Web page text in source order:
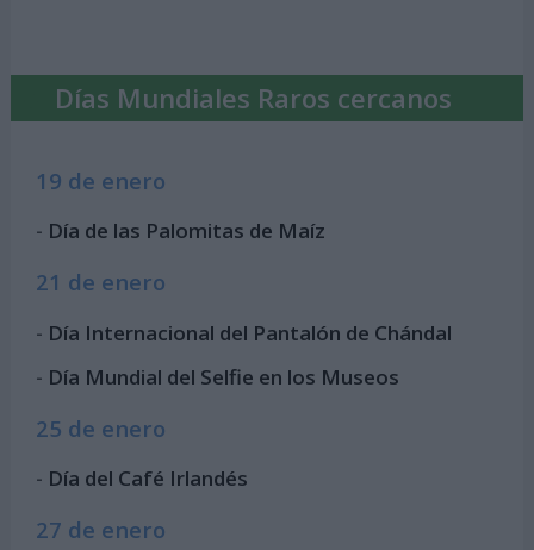
Días Mundiales Raros cercanos
19 de enero
- Día de las Palomitas de Maíz
21 de enero
- Día Internacional del Pantalón de Chándal
- Día Mundial del Selfie en los Museos
25 de enero
- Día del Café Irlandés
27 de enero